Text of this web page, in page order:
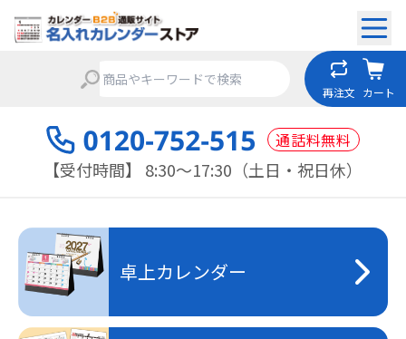
再注文 カート
通話料無料
【受付時間】 8:30～17:30（土日・祝日休）
卓上カレンダー